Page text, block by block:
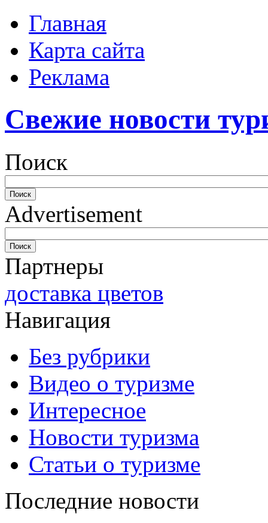
Главная
Карта сайта
Реклама
Свежие новости
Поиск
Advertisement
Партнеры
доставка цветов
Навигация
Без рубрики
Видео о туризме
Интересное
Новости туризма
Статьи о туризме
Последние новости